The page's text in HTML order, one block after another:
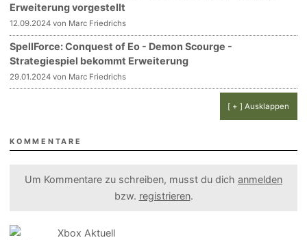
Erweiterung vorgestellt
12.09.2024 von Marc Friedrichs
SpellForce: Conquest of Eo - Demon Scourge -
Strategiespiel bekommt Erweiterung
29.01.2024 von Marc Friedrichs
[ + ] Ausklappen
KOMMENTARE
Um Kommentare zu schreiben, musst du dich anmelden
bzw. registrieren.
Xbox Aktuell